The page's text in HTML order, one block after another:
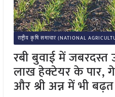
राष्ट्रीय कृषि समाचार (NATIONAL
रबी बुवाई में
लाख हेक्टेयर के पार,
और श्री अन्न में भी बढ़त